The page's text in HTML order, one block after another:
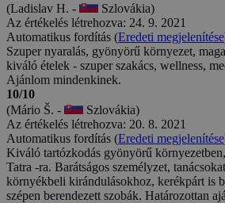
(Ladislav H. -
Szlovákia)
Az értékelés létrehozva: 24. 9. 2021
Automatikus fordítás (Eredeti megjelenítése
Szuper nyaralás, gyönyörű környezet,
kiváló ételek - szuper szakács, wellness,
Ajánlom mindenkinek.
10/10
(Mário Š. -
Szlovákia)
Az értékelés létrehozva: 20. 8. 2021
Automatikus fordítás (Eredeti megjelenítése
Kiváló tartózkodás gyönyörű
Tatra -ra. Barátságos személyzet,
környékbeli kirándulásokhoz, kerékpárt is
szépen berendezett szobák. Határozottan